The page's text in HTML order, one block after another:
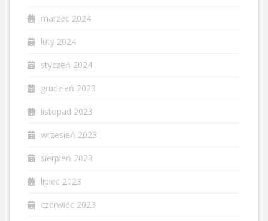
marzec 2024
luty 2024
styczeń 2024
grudzień 2023
listopad 2023
wrzesień 2023
sierpień 2023
lipiec 2023
czerwiec 2023